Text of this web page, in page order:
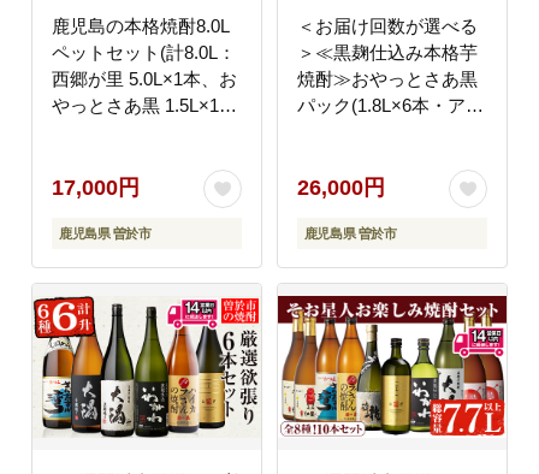
鹿児島の本格焼酎8.0L
ペットセット(計8.0L：
西郷が里 5.0L×1本、お
やっとさあ黒 1.5L×1
造】A51-v01
17,000円
鹿児島県 曽於市
＜お届け回数が選べる
＞≪黒麹仕込み本格芋
焼酎≫おやっとさあ黒
パック(1.8L×6本・アル
26,000円
鹿児島県 曽於市